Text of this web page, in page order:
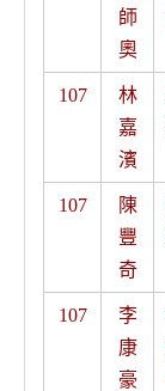
師
奧
107
林
嘉
濱
107
陳
豐
奇
107
李
康
豪